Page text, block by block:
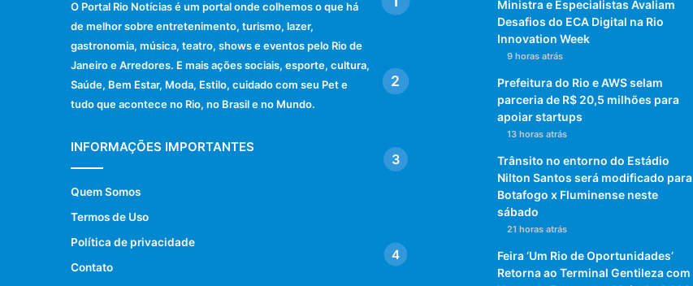
O Portal Rio Notícias é um portal onde colhemos o que há
de melhor sobre entretenimento, turismo, lazer,
gastronomia, música, teatro, shows e eventos pelo Rio de
Janeiro e Arredores. E mais ações sociais, esporte, cultura,
Saúde, Bem Estar, Moda, Estilo, cuidado com seu Pet e
tudo que acontece no Rio, no Brasil e no Mundo.
INFORMAÇÕES IMPORTANTES
Quem Somos
Termos de Uso
Política de privacidade
Contato
Ministra e Especialistas Avaliam
Desafios do ECA Digital na Rio
Innovation Week
9 horas atrás
Prefeitura do Rio e AWS selam
parceria de R$ 20,5 milhões para
apoiar startups
13 horas atrás
Trânsito no entorno do Estádio
Nilton Santos será modificado para
Botafogo x Fluminense neste
sábado
21 horas atrás
Feira ‘Um Rio de Oportunidades’
Retorna ao Terminal Gentileza com